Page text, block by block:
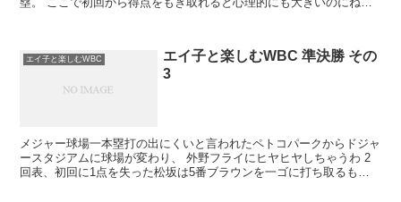
エイ子と楽しむWBC
エイ子と楽しむWBC 準決勝 その
3
メジャー球場一本塁打の出にくいと言われたペトコパークからドジャ
ースタジアムに球場が変わり、 外野フライにヒヤヒヤしちゃうわ 2
回表、初回に1点を失った松坂は5番ブラウンを一ゴに打ち取るも、6